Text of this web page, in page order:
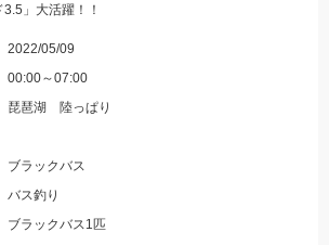
」大活躍！！
2022/05/09
00:00～07:00
琵琶湖 陸っぱり
ブラックバス
バス釣り
ブラックバス1匹